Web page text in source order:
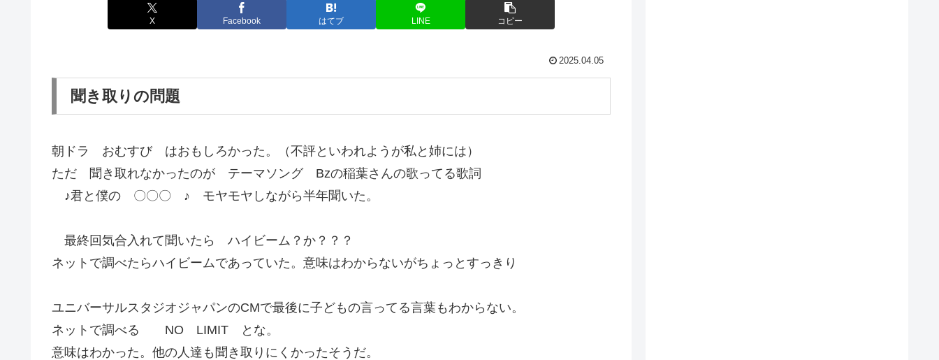
X Facebook はてブ LINE コピー
2025.04.05
聞き取りの問題
朝ドラ おむすび はおもしろかった。（不評といわれようが私と姉には）
ただ 聞き取れなかったのが テーマソング Bzの稲葉さんの歌ってる歌詞
♪君と僕の 〇〇〇 ♪ モヤモヤしながら半年聞いた。
最終回気合入れて聞いたら ハイビーム？か？？？
ネットで調べたらハイビームであっていた。意味はわからないがちょっとすっきり
ユニバーサルスタジオジャパンのCMで最後に子どもの言ってる言葉もわからない。
ネットで調べる NO LIMIT とな。
意味はわかった。他の人達も聞き取りにくかったそうだ。